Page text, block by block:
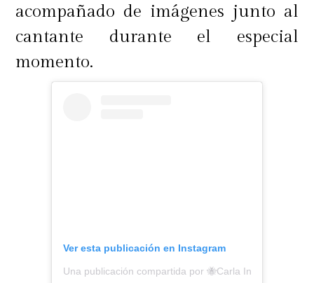
acompañado de imágenes junto al
cantante durante el especial
momento.
Ver esta publicación en Instagram
Una publicación compartida por 🐝Carla Inostroza🐝